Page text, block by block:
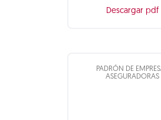
Descargar pdf
PADRÓN DE
ASEGURADORAS